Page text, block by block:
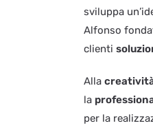
sviluppa
Alfonso
clienti
Alla
la
per la